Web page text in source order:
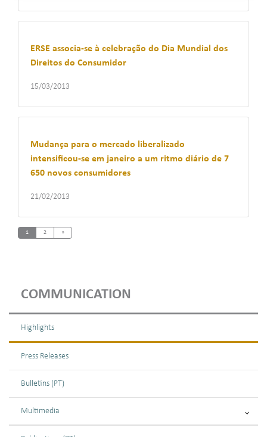
COMMUNICATION
Highlights
Press Releases
Bulletins (PT)
Multimedia
ERSE associa-se à celebração do Dia Mundial dos
Direitos do Consumidor
15/03/2013
Mudança para o mercado liberalizado
intensificou-se em janeiro a um ritmo diário de 7
650 novos consumidores
21/02/2013
1 2 »Next